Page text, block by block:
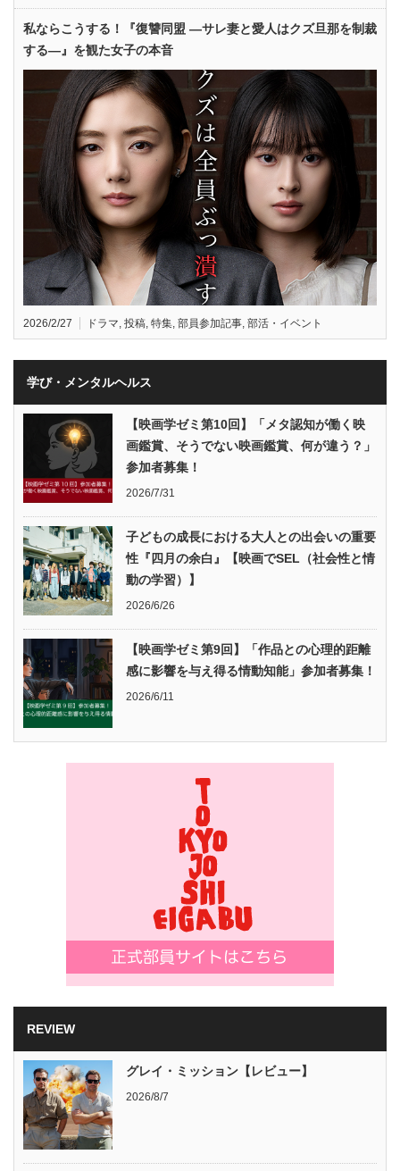
私ならこうする！『復讐同盟 —サレ妻と愛人はクズ旦那を制裁
する—』を観た女子の本音
2026/2/27 ドラマ, 投稿, 特集, 部員参加記事, 部活・イベント
学び・メンタルヘルス
【映画学ゼミ第10回】「メタ認知が働く映
画鑑賞、そうでない映画鑑賞、何が違う？」
参加者募集！
2026/7/31
子どもの成長における大人との出会いの重要
性『四月の余白』【映画でSEL（社会性と情
動の学習）】
2026/6/26
【映画学ゼミ第9回】「作品との心理的距離
感に影響を与え得る情動知能」参加者募集！
2026/6/11
REVIEW
グレイ・ミッション【レビュー】
2026/8/7